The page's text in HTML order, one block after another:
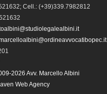
Cell.: (+39)339.7982812
2026 Avv. Marcello Albini
Web Agency